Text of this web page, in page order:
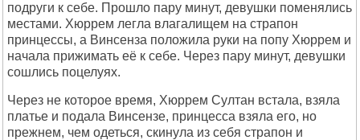
подруги к себе. Прошло пару минут, девушки поменялись
местами. Хюррем легла влагалищем на страпон
принцессы, а Винсенза положила руки на попу Хюррем и
начала прижимать её к себе. Через пару минут, девушки
сошлись поцелуях.
Через не которое время, Хюррем Султан встала, взяла
платье и подала Винсензе, принцесса взяла его, но
прежнем, чем одеться, скинула из себя страпон и